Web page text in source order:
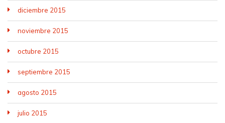
diciembre 2015
noviembre 2015
octubre 2015
septiembre 2015
agosto 2015
julio 2015